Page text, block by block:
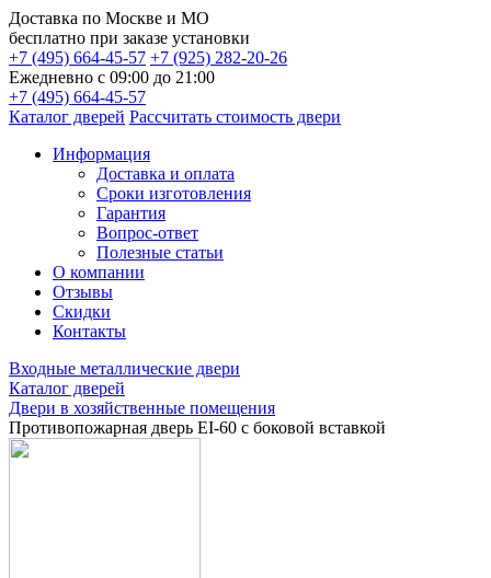
Доставка по Москве и МО
бесплатно при заказе установки
+7 (495) 664-45-57 +7 (925) 282-20-26
Ежедневно с 09:00 до 21:00
+7 (495) 664-45-57
Каталог дверей Рассчитать стоимость двери
Информация
Доставка и оплата
Сроки изготовления
Гарантия
Вопрос-ответ
Полезные статьи
О компании
Отзывы
Скидки
Контакты
Входные металлические двери
Каталог дверей
Двери в хозяйственные помещения
Противопожарная дверь EI-60 с боковой вставкой